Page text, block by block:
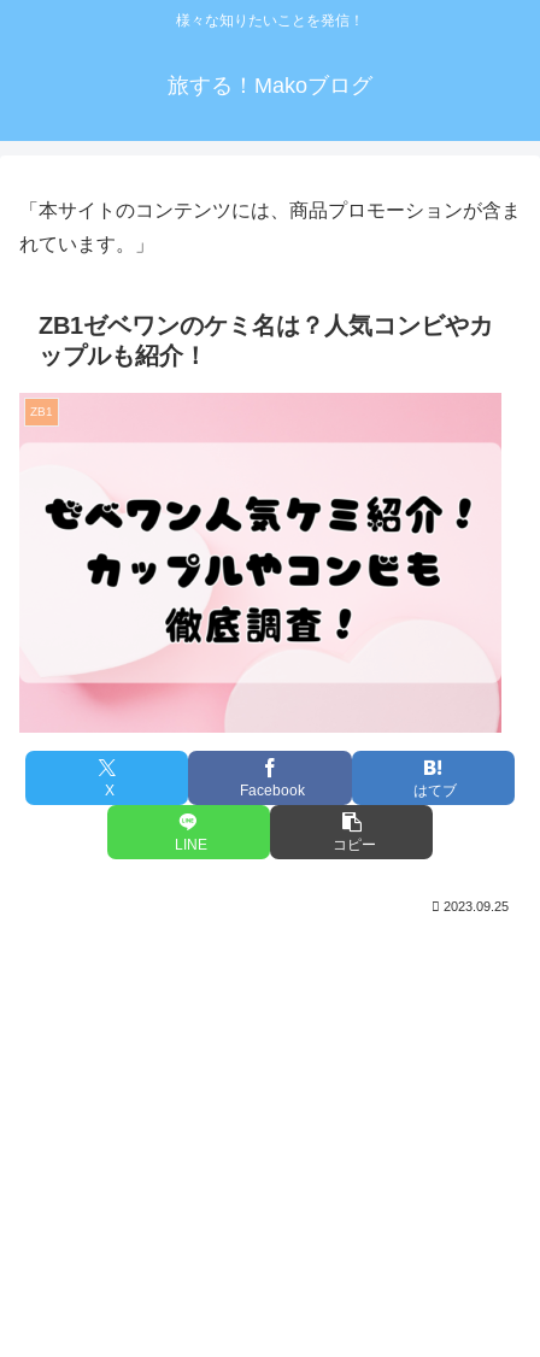
様々な知りたいことを発信！
旅する！Makoブログ
「本サイトのコンテンツには、商品プロモーションが含ま
れています。」
ZB1ゼベワンのケミ名は？人気コンビやカ
ップルも紹介！
ZB1
X Facebook はてブ
LINE コピー
2023.09.25